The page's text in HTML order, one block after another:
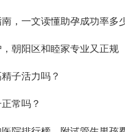
，一文读懂助孕成功率多
朝阳区和睦家专业又正规
子活力吗？
常吗？